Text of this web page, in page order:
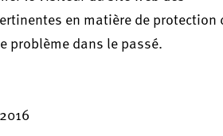
en matière de protection
problème dans le passé.